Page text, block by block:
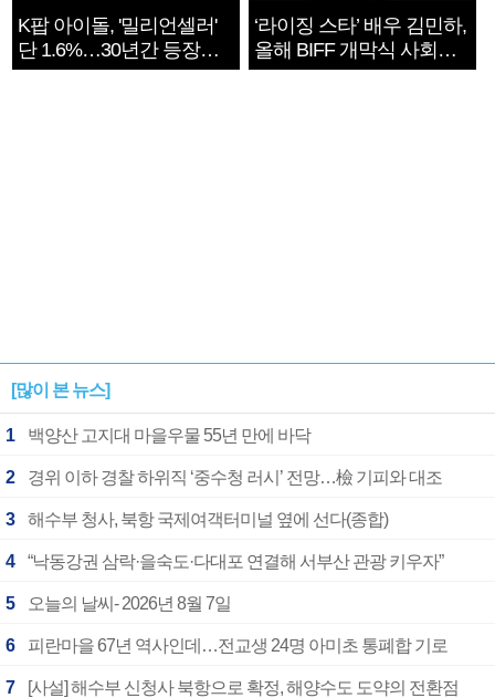
K팝 아이돌, '밀리언셀러'
단 1.6%…30년간 등장
1182개팀 전수조사
‘라이징 스타’ 배우 김민하,
올해 BIFF 개막식 사회자
확정
[많이 본 뉴스]
1 백양산 고지대 마을우물 55년 만에 바닥
2 경위 이하 경찰 하위직 ‘중수청 러시’ 전망…檢 기피와 대조
3 해수부 청사, 북항 국제여객터미널 옆에 선다(종합)
4 “낙동강권 삼락·을숙도·다대포 연결해 서부산 관광 키우자”
5 오늘의 날씨- 2026년 8월 7일
6 피란마을 67년 역사인데…전교생 24명 아미초 통폐합 기로
7 [사설] 해수부 신청사 북항으로 확정, 해양수도 도약의 전환점